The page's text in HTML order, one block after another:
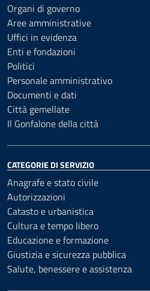
Organi di governo
Aree amministrative
Uffici in evidenza
Enti e fondazioni
Politici
Personale amministrativo
Documenti e dati
Città gemellate
Il Gonfalone della città
CATEGORIE DI SERVIZIO
Anagrafe e stato civile
Autorizzazioni
Catasto e urbanistica
Cultura e tempo libero
Educazione e formazione
Giustizia e sicurezza pubblica
Salute, benessere e assistenza